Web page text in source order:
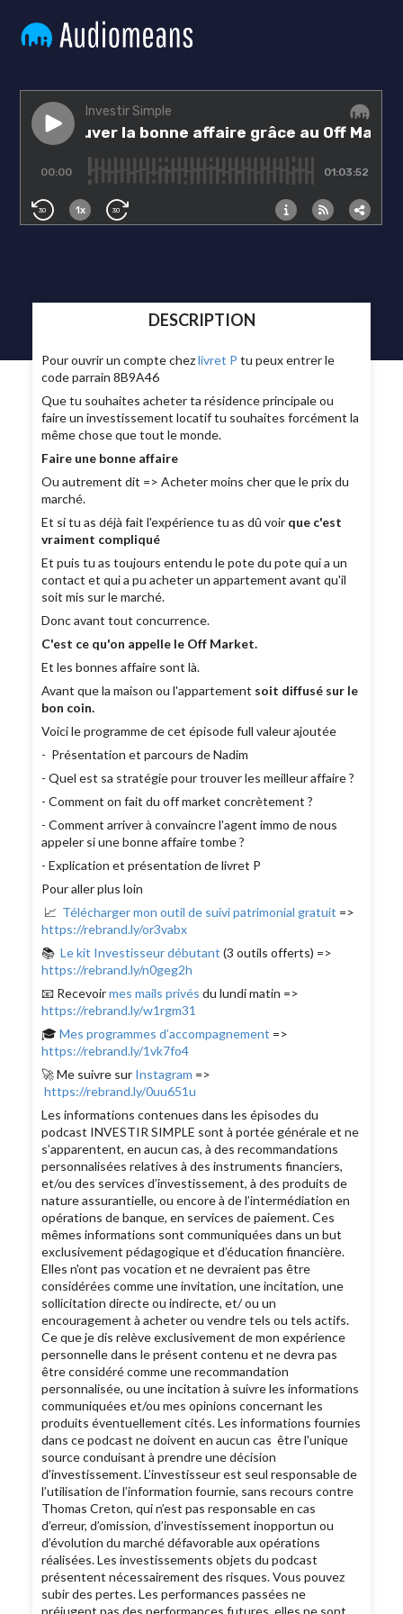
DESCRIPTION
Pour ouvrir un compte chezlivret P tu peux entrer le
code parrain 8B9A46
Que tu souhaites acheter ta résidence principale ou
faire un investissement locatif tu souhaites forcément la
même chose que tout le monde.
Faire une bonne affaire
Ou autrement dit => Acheter moins cher que le prix du
marché.
Et si tu as déjà fait l'expérience tu as dû voir que c'est
vraiment compliqué
Et puis tu as toujours entendu le pote du pote qui a un
contact et qui a pu acheter un appartement avant qu'il
soit mis sur le marché.
Donc avant tout concurrence.
C'est ce qu'on appelle le Off Market.
Et les bonnes affaire sont là.
Avant que la maison ou l'appartement soit diffusé sur le
bon coin.
Voici le programme de cet épisode full valeur ajoutée
- Présentation et parcours de Nadim
- Quel est sa stratégie pour trouver les meilleur affaire ?
- Comment on fait du off market concrètement ?
- Comment arriver à convaincre l'agent immo de nous
appeler si une bonne affaire tombe ?
- Explication et présentation de livret P
Pour aller plus loin
📈 Télécharger mon outil de suivi patrimonial gratuit =>
https://rebrand.ly/or3vabx
📚 Le kit Investisseur débutant(3 outils offerts) =>
https://rebrand.ly/n0geg2h
📧 Recevoirmes mails privés du lundi matin =>
https://rebrand.ly/w1rgm31
🎓Mes programmes d’accompagnement =>
https://rebrand.ly/1vk7fo4
🚀 Me suivre sur Instagram =>
https://rebrand.ly/0uu651u
Les informations contenues dans les épisodes du
podcast INVESTIR SIMPLE sont à portée générale et ne
s’apparentent, en aucun cas, à des recommandations
personnalisées relatives à des instruments financiers,
et/ou des services d’investissement, à des produits de
nature assurantielle, ou encore à de l’intermédiation en
opérations de banque, en services de paiement. Ces
mêmes informations sont communiquées dans un but
exclusivement pédagogique et d’éducation financière.
Elles n'ont pas vocation et ne devraient pas être
considérées comme une invitation, une incitation, une
sollicitation directe ou indirecte, et/ ou un
encouragement à acheter ou vendre tels ou tels actifs.
Ce que je dis relève exclusivement de mon expérience
personnelle dans le présent contenu et ne devra pas
être considéré comme une recommandation
personnalisée, ou une incitation à suivre les informations
communiquées et/ou mes opinions concernant les
produits éventuellement cités. Les informations fournies
dans ce podcast ne doivent en aucun cas être l'unique
source conduisant à prendre une décision
d'investissement. L’investisseur est seul responsable de
l’utilisation de l’information fournie, sans recours contre
Thomas Creton, qui n’est pas responsable en cas
d’erreur, d’omission, d’investissement inopportun ou
d’évolution du marché défavorable aux opérations
réalisées. Les investissements objets du podcast
présentent nécessairement des risques. Vous pouvez
subir des pertes. Les performances passées ne